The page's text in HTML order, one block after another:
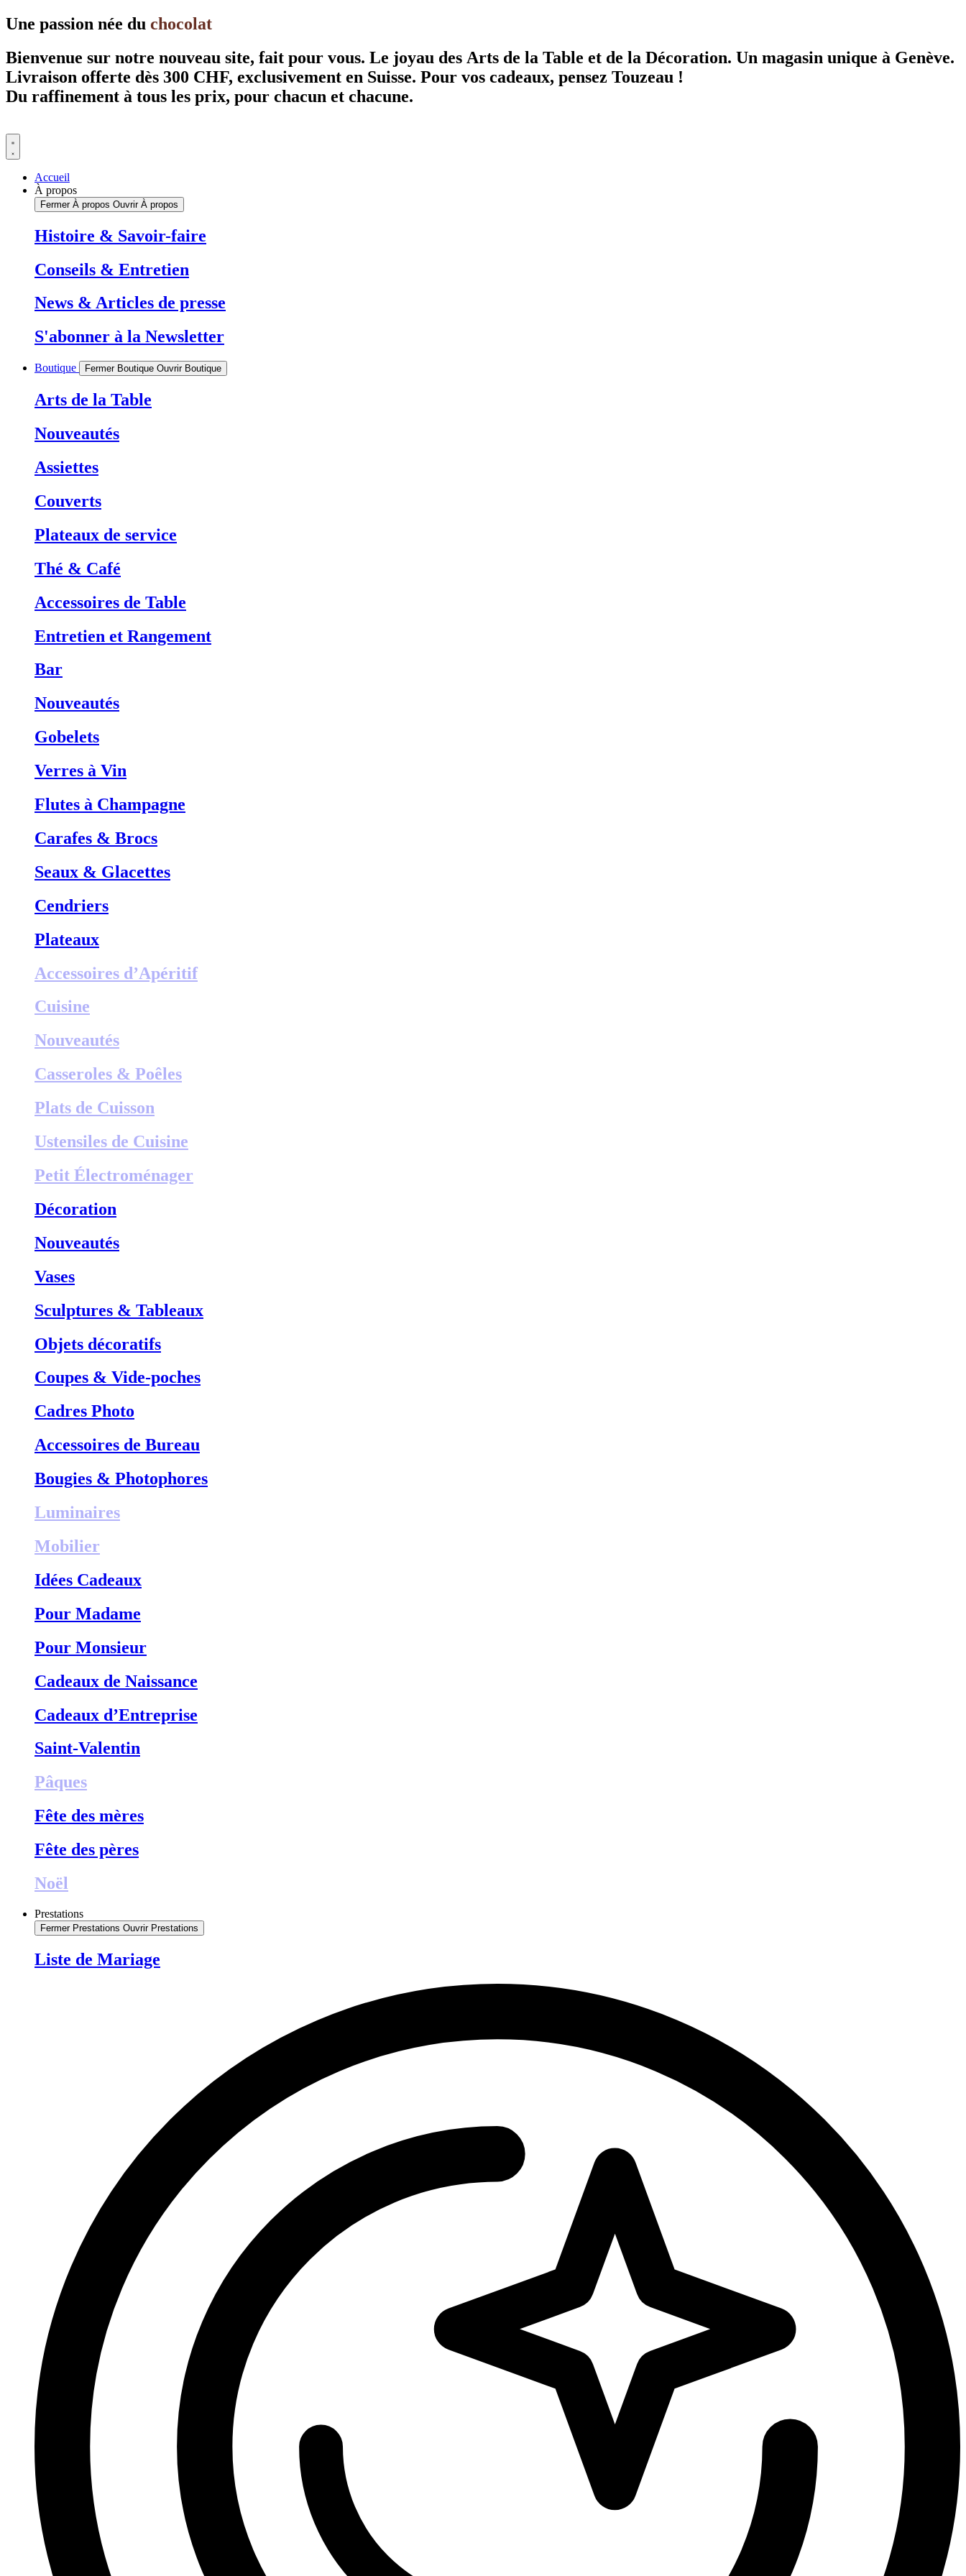
Aller
au
Une passion née du chocolat
Bienvenue sur notre nouveau site, fait pour vous. Le joyau des Arts de la Table et de la Décoration. Un magasin unique à Genève.
Livraison offerte dès 300 CHF, exclusivement en Suisse. Pour vos cadeaux, pensez Touzeau !
Du raffinement à tous les prix, pour chacun et chacune.
Accueil
À propos
Fermer À propos Ouvrir À propos
Histoire & Savoir-faire
Conseils & Entretien
News & Articles de presse
S'abonner à la Newsletter
Boutique Fermer Boutique Ouvrir Boutique
Arts de la Table
Nouveautés
Assiettes
Couverts
Plateaux de service
Thé & Café
Accessoires de Table
Entretien et Rangement
Bar
Nouveautés
Gobelets
Verres à Vin
Flutes à Champagne
Carafes & Brocs
Seaux & Glacettes
Cendriers
Plateaux
Accessoires d’Apéritif
Cuisine
Nouveautés
Casseroles & Poêles
Plats de Cuisson
Ustensiles de Cuisine
Petit Électroménager
Décoration
Nouveautés
Vases
Sculptures & Tableaux
Objets décoratifs
Coupes & Vide-poches
Cadres Photo
Accessoires de Bureau
Bougies & Photophores
Luminaires
Mobilier
Idées Cadeaux
Pour Madame
Pour Monsieur
Cadeaux de Naissance
Cadeaux d’Entreprise
Saint-Valentin
Pâques
Fête des mères
Fête des pères
Noël
Prestations
Fermer Prestations Ouvrir Prestations
Liste de Mariage